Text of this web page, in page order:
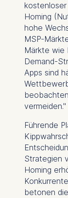
Homing
hohe
MSP-
Märkte wie
Demand-
Apps sind
vermeiden."
Führende
Strategien
Homing
betonen